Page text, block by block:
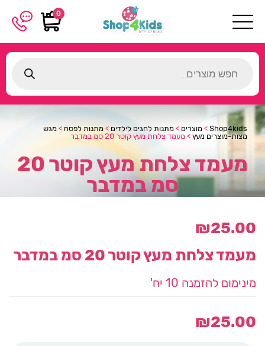
0
search
Shop4kids
> מוצרים > מתנות לחגים לילדים > מתנות לפסח > מגש
מצות-מוצרים מעץ > מעמד צלחת מעץ קוטר 20 סמ במדבר
מעמד צלחת מעץ קוטר 20
סמ במדבר
₪25.00
מעמד צלחת מעץ קוטר 20 סמ במדבר
מינימום להזמנה 10 יח'
₪25.00